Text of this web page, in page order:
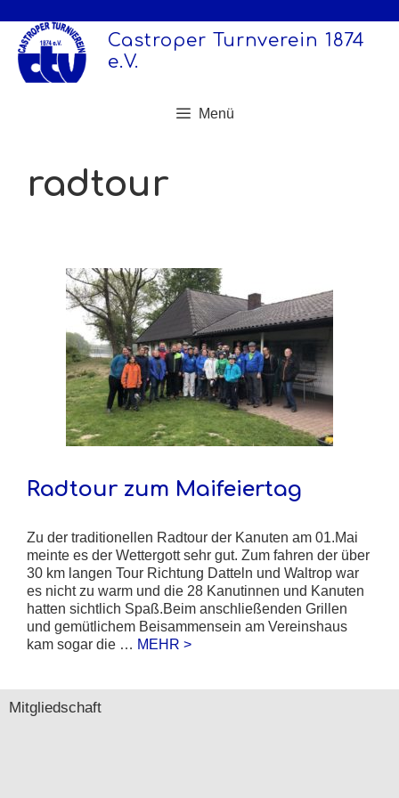
Inhalt
springen
Castroper Turnverein 1874
e.V.
Menü
radtour
Radtour zum Maifeiertag
Zu der traditionellen Radtour der Kanuten am 01.Mai
meinte es der Wettergott sehr gut. Zum fahren der über
30 km langen Tour Richtung Datteln und Waltrop war
es nicht zu warm und die 28 Kanutinnen und Kanuten
hatten sichtlich Spaß.Beim anschließenden Grillen
und gemütlichem Beisammensein am Vereinshaus
kam sogar die … MEHR >
Mitgliedschaft